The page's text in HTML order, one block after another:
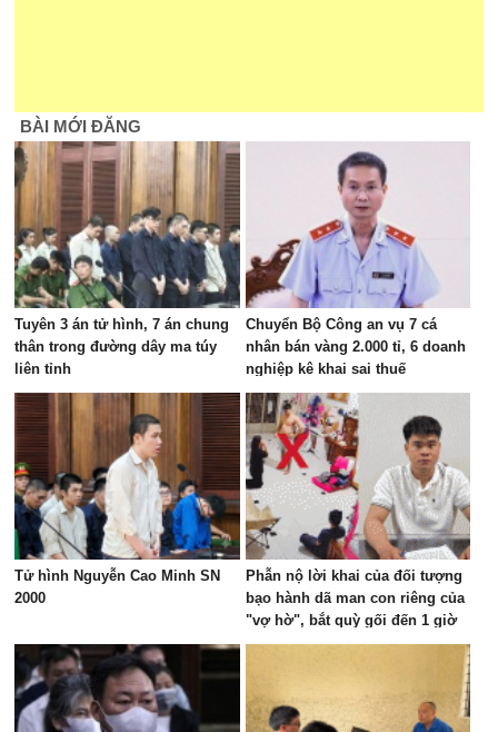
BÀI MỚI ĐĂNG
Tuyên 3 án tử hình, 7 án chung
thân trong đường dây ma túy
liên tỉnh
Chuyển Bộ Công an vụ 7 cá
nhân bán vàng 2.000 tỉ, 6 doanh
nghiệp kê khai sai thuế
Tử hình Nguyễn Cao Minh SN
2000
Phẫn nộ lời khai của đối tượng
bạo hành dã man con riêng của
"vợ hờ", bắt quỳ gối đến 1 giờ
sáng